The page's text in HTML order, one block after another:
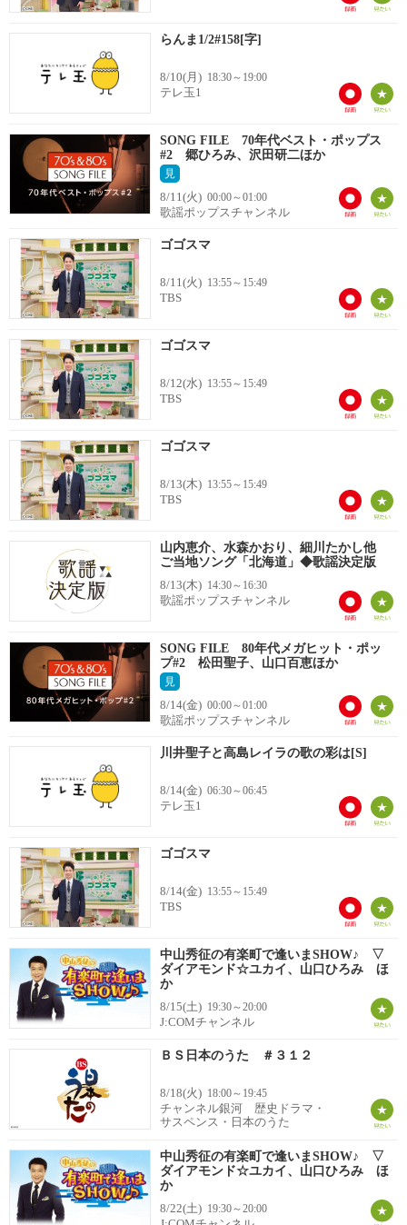
らんま1/2#158[字]
8/10(月) 18:30～19:00
テレ玉1
SONG FILE 70年代ベスト・ポップス
#2 郷ひろみ、沢田研二ほか
見
8/11(火) 00:00～01:00
歌謡ポップスチャンネル
ゴゴスマ
8/11(火) 13:55～15:49
TBS
ゴゴスマ
8/12(水) 13:55～15:49
TBS
ゴゴスマ
8/13(木) 13:55～15:49
TBS
山内恵介、水森かおり、細川たかし他
ご当地ソング「北海道」◆歌謡決定版
8/13(木) 14:30～16:30
歌謡ポップスチャンネル
SONG FILE 80年代メガヒット・ポッ
プ#2 松田聖子、山口百恵ほか
見
8/14(金) 00:00～01:00
歌謡ポップスチャンネル
川井聖子と高島レイラの歌の彩は[S]
8/14(金) 06:30～06:45
テレ玉1
ゴゴスマ
8/14(金) 13:55～15:49
TBS
中山秀征の有楽町で逢いまSHOW♪ ▽
ダイアモンド☆ユカイ、山口ひろみ ほ
か
8/15(土) 19:30～20:00
J:COMチャンネル
ＢＳ日本のうた ＃３１２
8/18(火) 18:00～19:45
チャンネル銀河 歴史ドラマ・
サスペンス・日本のうた
中山秀征の有楽町で逢いまSHOW♪ ▽
ダイアモンド☆ユカイ、山口ひろみ ほ
か
8/22(土) 19:30～20:00